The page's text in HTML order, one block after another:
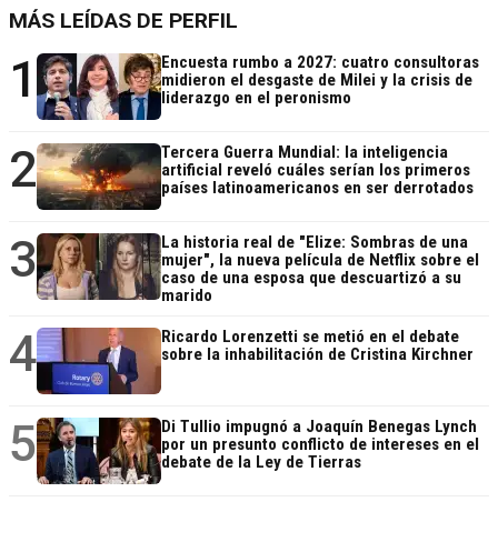
MÁS LEÍDAS DE PERFIL
1
Encuesta rumbo a 2027: cuatro consultoras
midieron el desgaste de Milei y la crisis de
liderazgo en el peronismo
2
Tercera Guerra Mundial: la inteligencia
artificial reveló cuáles serían los primeros
países latinoamericanos en ser derrotados
3
La historia real de "Elize: Sombras de una
mujer", la nueva película de Netflix sobre el
caso de una esposa que descuartizó a su
marido
4
Ricardo Lorenzetti se metió en el debate
sobre la inhabilitación de Cristina Kirchner
5
Di Tullio impugnó a Joaquín Benegas Lynch
por un presunto conflicto de intereses en el
debate de la Ley de Tierras